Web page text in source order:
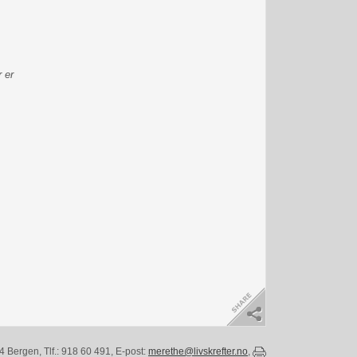
er
Bergen, Tlf.: 918 60 491, E-post: merethe@livskrefter.no,